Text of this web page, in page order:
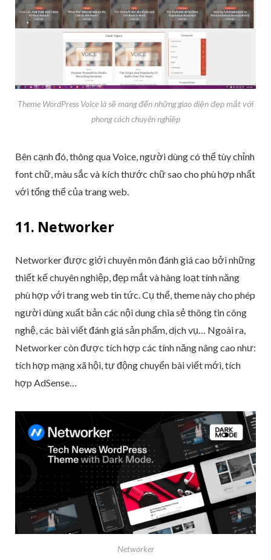
Theme WordPress Voice là sẽ mang đến những giao diện đẹp mắt với
phong cách chuyên nghiệp
Bên cạnh đó, thông qua Voice, người dùng có thể tùy chỉnh
font chữ, màu sắc và kích thước chữ sao cho phù hợp nhất
với tổng thể của trang web.
11. Networker
Networker được giới chuyên môn đánh giá cao bởi những
thiết kế chuyên nghiệp, đẹp mắt và hàng loạt tính năng
phù hợp với trang web tin tức. Cụ thể, theme này cho phép
người dùng xuất bản các nội dung chia sẻ thông tin công
nghệ, các bài viết đánh giá sản phẩm, dịch vụ… Ngoài ra,
Networker còn được tích hợp các tính năng nâng cao như:
tích hợp mạng xã hội, tự động chuyển bài viết mới, tích
hợp AdSense…
Networker